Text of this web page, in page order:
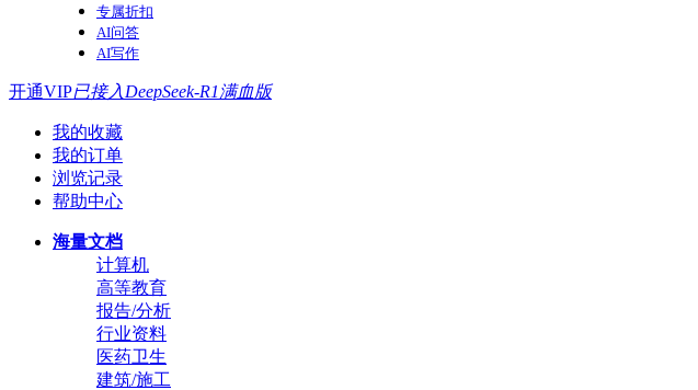
专属折扣
AI问答
AI写作
开通VIP已接入DeepSeek-R1满血版
我的收藏
我的订单
浏览记录
帮助中心
海量文档
计算机
高等教育
报告/分析
行业资料
医药卫生
建筑/施工